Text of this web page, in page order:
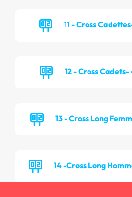
11 - Cross
12 - Cross Cadets-
13 - Cross Long
14 -Cross Long